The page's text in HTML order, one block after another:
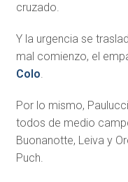
cruzado.
Y la urgencia se
mal comienzo, el
Colo.
Por lo mismo,
todos de medio
Buonanotte, Leiva y
Puch.